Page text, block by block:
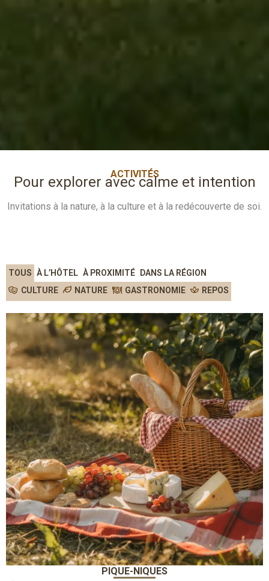
ACTIVITÉS
Pour explorer avec calme et intention
Invitations à la nature, à la culture et à la redécouverte de soi.
TOUS À L’HÔTEL À PROXIMITÉ
DANS LA RÉGION
CULTURE
NATURE GASTRONOMIE REPOS
PIQUE-NIQUES